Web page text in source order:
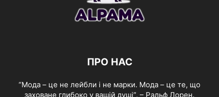
ПРО НАС
“Мода – це не лейбли і не марки. Мода – це те, що
заховане глибоко у вашій душі”, – Ральф Лорен.